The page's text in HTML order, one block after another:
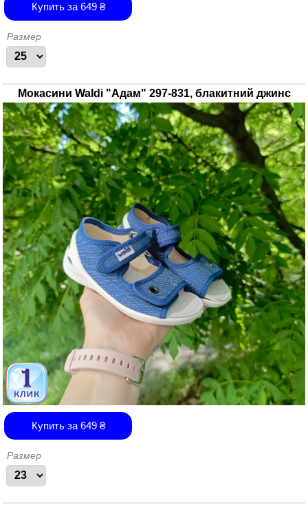
Купить за 649₴
Размер
Мокасини Waldi "Адам" 297-831, блакитний джинс
Купить за 649₴
Размер